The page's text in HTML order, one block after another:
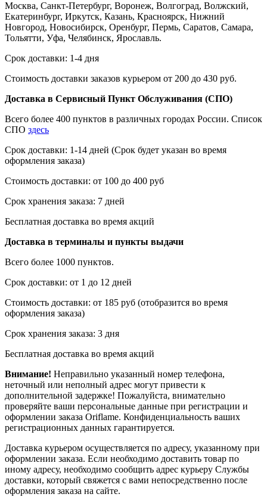
Москва, Санкт-Петербург, Воронеж, Волгоград, Волжский,
Екатеринбург, Иркутск, Казань, Красноярск, Нижний
Новгород, Новосибирск, Оренбург, Пермь, Саратов, Самара,
Тольятти, Уфа, Челябинск, Ярославль.
Срок доставки: 1-4 дня
Стоимость доставки заказов курьером от 200 до 430 руб.
Доставка в Сервисный Пункт Обслуживания (СПО)
Всего более 400 пунктов в различных городах России. Список
СПО здесь
Срок доставки: 1-14 дней (Срок будет указан во время
оформления заказа)
Стоимость доставки: от 100 до 400 руб
Срок хранения заказа: 7 дней
Бесплатная доставка во время акций
Доставка в терминалы и пункты выдачи
Всего более 1000 пунктов.
Срок доставки: от 1 до 12 дней
Стоимость доставки: от 185 руб (отобразится во время
оформления заказа)
Срок хранения заказа: 3 дня
Бесплатная доставка во время акций
Внимание! Неправильно указанный номер телефона,
неточный или неполный адрес могут привести к
дополнительной задержке! Пожалуйста, внимательно
проверяйте ваши персональные данные при регистрации и
оформлении заказа Oriflame. Конфиденциальность ваших
регистрационных данных гарантируется.
Доставка курьером осуществляется по адресу, указанному при
оформлении заказа. Если необходимо доставить товар по
иному адресу, необходимо сообщить адрес курьеру Службы
доставки, который свяжется с вами непосредственно после
оформления заказа на сайте.